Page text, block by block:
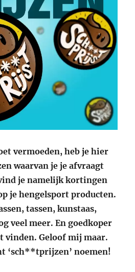
vermoeden, heb je hier
waarvan je je afvraagt
je namelijk kortingen
je hengelsport producten.
tassen, kunstaas,
veel meer. En goedkoper
vinden. Geloof mij maar.
‘sch**tprijzen’ noemen!
bij Zunnebeld”